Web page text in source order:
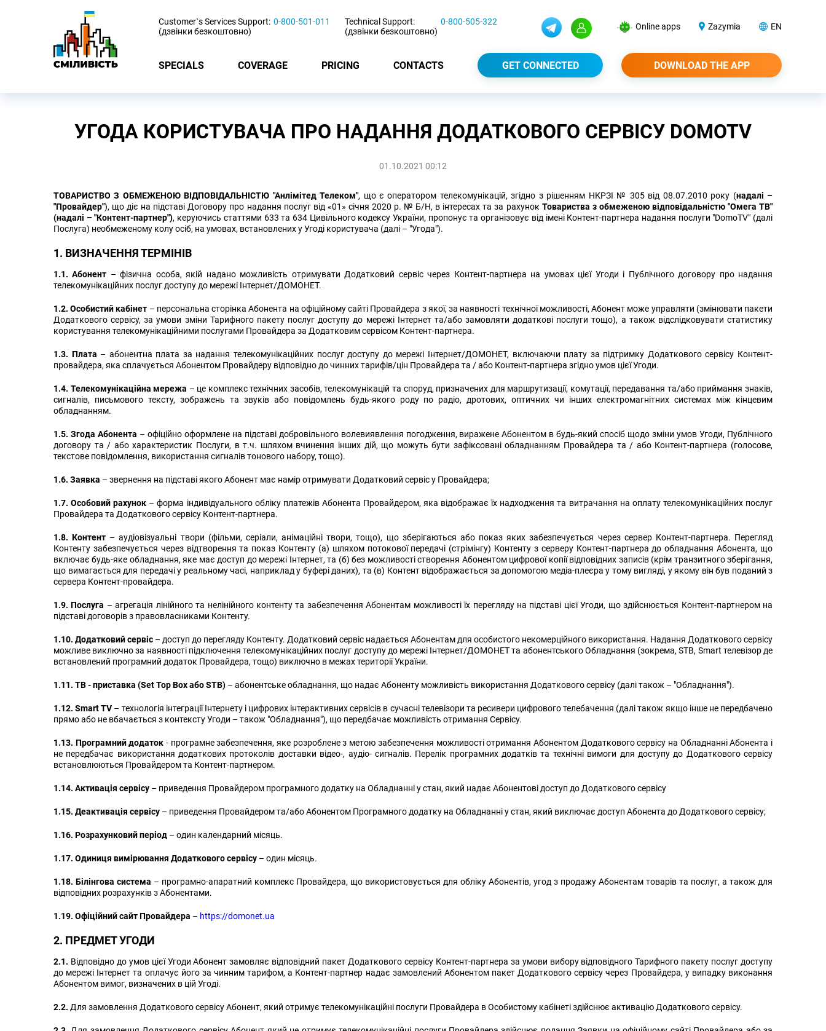
Customer`s Services Support:
(дзвінки безкоштовно)
0-800-501-011
Technical Support:
(дзвінки безкоштовно)
0-800-505-322 Online apps Zazymia EN
SPECIALS COVERAGE PRICING CONTACTS GET CONNECTED DOWNLOAD THE APP
УГОДА КОРИСТУВАЧА ПРО НАДАННЯ ДОДАТКОВОГО СЕРВІСУ DOMOTV
01.10.2021 00:12
ТОВАРИСТВО З ОБМЕЖЕНОЮ ВІДПОВІДАЛЬНІСТЮ "Анлімітед Телеком", що є оператором телекомунікацій, згідно з рішенням НКРЗІ № 305 від 08.07.2010 року (надалі –
"Провайдер"), що діє на підставі Договору про надання послуг від «01» січня 2020 р. № Б/Н, в інтересах та за рахунок Товариства з обмеженою відповідальністю "Омега ТВ"
(надалі – "Контент-партнер"), керуючись статтями 633 та 634 Цивільного кодексу України, пропонує та організовує від імені Контент-партнера надання послуги "DomoTV" (далі
Послуга) необмеженому колу осіб, на умовах, встановлених у Угоді користувача (далі – "Угода").
1. ВИЗНАЧЕННЯ ТЕРМІНІВ
1.1. Абонент – фізична особа, якій надано можливість отримувати Додатковий сервіс через Контент-партнера на умовах цієї Угоди і Публічного договору про надання
телекомунікаційних послуг доступу до мережі Інтернет/ДОМОНЕТ.
1.2. Особистий кабінет – персональна сторінка Абонента на офіційному сайті Провайдера з якої, за наявності технічної можливості, Абонент може управляти (змінювати пакети
Додаткового сервісу,за умови зміни Тарифного пакету послуг доступу до мережі Інтернетта/або замовляти додаткові послуги тощо), а також відслідковувати статистику
користування телекомунікаційними послугами Провайдера за Додатковим сервісом Контент-партнера.
1.3. Плата – абонентна плата за надання телекомунікаційних послуг доступу до мережі Інтернет/ДОМОНЕТ, включаючи плату за підтримку Додаткового сервісу Контент-
провайдера, яка сплачується Абонентом Провайдеру відповідно до чинних тарифів/цін Провайдера та / або Контент-партнера згідно умов цієї Угоди.
1.4. Телекомунікаційна мережа – це комплекс технічних засобів, телекомунікацій та споруд, призначених для маршрутизації, комутації, передавання та/або приймання знаків,
сигналів, письмового тексту, зображень та звуків або повідомлень будь-якого роду по радіо, дротових, оптичних чи інших електромагнітних системах між кінцевим
обладнанням.
1.5. Згода Абонента – офіційно оформлене на підставі добровільного волевиявлення погодження, виражене Абонентом в будь-який спосіб щодо зміни умов Угоди, Публічного
договору та / або характеристик Послуги, в т.ч. шляхом вчинення інших дій, що можуть бути зафіксовані обладнанням Провайдера та / або Контент-партнера (голосове,
текстове повідомлення, використання сигналів тонового набору, тощо).
1.6. Заявка – звернення на підставі якого Абонент має намір отримувати Додатковий сервіс у Провайдера;
1.7. Особовий рахунок – форма індивідуального обліку платежів Абонента Провайдером, яка відображає їх надходження та витрачання на оплату телекомунікаційних послуг
Провайдера та Додаткового сервісу Контент-партнера.
1.8. Контент – аудіовізуальні твори (фільми, серіали, анімаційні твори, тощо), що зберігаються або показ яких забезпечується через сервер Контент-партнера. Перегляд
Контенту забезпечується через відтворення та показ Контенту (а) шляхом потокової передачі (стрімінгу) Контенту з серверу Контент-партнера до обладнання Абонента, що
включає будь-яке обладнання, яке має доступ до мережі Інтернет, та (б) без можливості створення Абонентом цифрової копії відповідних записів (крім транзитного зберігання,
що вимагається для передачі у реальному часі, наприклад у буфері даних), та (в) Контент відображається за допомогою медіа-плеєра у тому вигляді, у якому він був поданий з
сервера Контент-провайдера.
1.9. Послуга – агрегація лінійного та нелінійного контенту та забезпечення Абонентам можливості їх перегляду на підставі цієї Угоди, що здійснюється Контент-партнером на
підставі договорів з правовласниками Контенту.
1.10. Додатковий сервіс – доступ до перегляду Контенту. Додатковий сервіс надається Абонентам для особистого некомерційного використання. Надання Додаткового сервісу
можливе виключно за наявності підключення телекомунікаційних послуг доступу до мережі Інтернет/ДОМОНЕТ та абонентського Обладнання (зокрема, STB, Smart телевізор де
встановлений програмний додаток Провайдера, тощо) виключно в межах території України.
1.11. ТВ - приставка (Set Top Box або STB) – абонентське обладнання, що надає Абоненту можливість використання Додаткового сервісу (далі також – "Обладнання").
1.12. Smart TV – технологія інтеграції Інтернету і цифрових інтерактивних сервісів в сучасні телевізори та ресивери цифрового телебачення (далі також якщо інше не передбачено
прямо або не вбачається з контексту Угоди – також "Обладнання"), що передбачає можливість отримання Сервісу.
1.13. Програмний додаток - програмне забезпечення, яке розроблене з метою забезпечення можливості отримання Абонентом Додаткового сервісу на Обладнанні Абонента і
не передбачає використання додаткових протоколів доставки відео-, аудіо- сигналів. Перелік програмних додатків та технічні вимоги для доступу до Додаткового сервісу
встановлюються Провайдером та Контент-партнером.
1.14. Активація сервісу – приведення Провайдером програмного додатку на Обладнанні у стан, який надає Абонентові доступ до Додаткового сервісу
1.15. Деактивація сервісу – приведення Провайдером та/або Абонентом Програмного додатку на Обладнанні у стан, який виключає доступ Абонента до Додаткового сервісу;
1.16. Розрахунковий період – один календарний місяць.
1.17. Одиниця вимірювання Додаткового сервісу – один місяць.
1.18. Білінгова система – програмно-апаратний комплекс Провайдера, що використовується для обліку Абонентів, угод з продажу Абонентам товарів та послуг, а також для
відповідних розрахунків з Абонентами.
1.19. Офіційний сайт Провайдера – https://domonet.ua
2. ПРЕДМЕТ УГОДИ
2.1. Відповідно до умов цієї Угоди Абонент замовляє відповідний пакет Додаткового сервісу Контент-партнера за умови вибору відповідного Тарифного пакету послуг доступу
до мережі Інтернет та оплачує його за чинним тарифом, а Контент-партнер надає замовлений Абонентом пакет Додаткового сервісу через Провайдера, у випадку виконання
Абонентом вимог, визначених в цій Угоді.
2.2. Для замовлення Додаткового сервісу Абонент, який отримує телекомунікаційні послуги Провайдера в Особистому кабінеті здійснює активацію Додаткового сервісу.